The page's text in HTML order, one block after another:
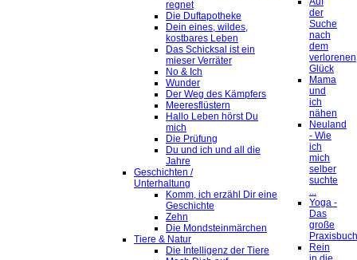
regnet
Die Duftapotheke
Dein eines, wildes,
kostbares Leben
Das Schicksal ist ein
mieser Verräter
No & Ich
Wunder
Der Weg des Kämpfers
Meeresflüstern
Hallo Leben hörst Du
mich
Die Prüfung
Du und ich und all die
Jahre
Geschichten /
Unterhaltung
Komm, ich erzähl Dir eine
Geschichte
Zehn
Die Mondsteinmärchen
Tiere & Natur
Die Intelligenz der Tiere
der
Suche
nach
dem
verlorenen
Glück
Mama
und
ich
nähen
Neuland
- Wie
ich
mich
selber
suchte
...
Yoga -
Das
große
Praxisbuch
Rein